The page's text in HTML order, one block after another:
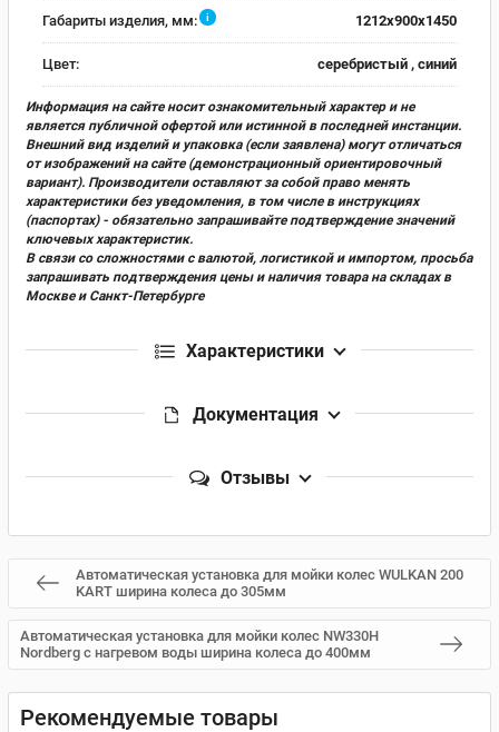
Габариты изделия, мм: i 1212x900x1450
Цвет: серебристый , синий
Информация на сайте носит ознакомительный характер и не
является публичной офертой или истинной в последней инстанции.
Внешний вид изделий и упаковка (если заявлена) могут отличаться
от изображений на сайте (демонстрационный ориентировочный
вариант). Производители оставляют за собой право менять
характеристики без уведомления, в том числе в инструкциях
(паспортах) - обязательно запрашивайте подтверждение значений
ключевых характеристик.
В связи со сложностями с валютой, логистикой и импортом, просьба
запрашивать подтверждения цены и наличия товара на складах в
Москве и Санкт-Петербурге
Характеристики
Документация
Отзывы
Автоматическая установка для мойки колес WULKAN 200
KART ширина колеса до 305мм
Автоматическая установка для мойки колес NW330H
Nordberg с нагревом воды ширина колеса до 400мм
Рекомендуемые товары